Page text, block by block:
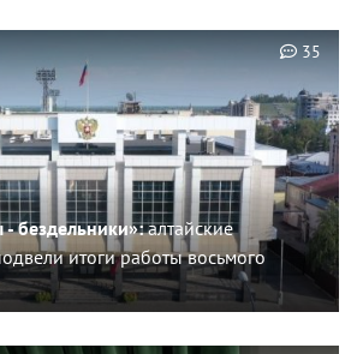
- бездельники»:алтайские
итоги работы восьмого
35